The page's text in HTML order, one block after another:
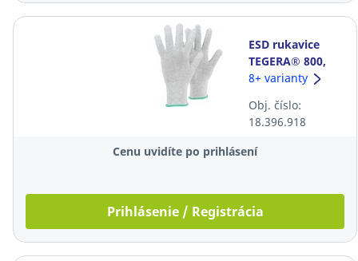
ESD rukavice
TEGERA® 800,
veľkosť 7, sivé,
8+ varianty
Obj. číslo:
18.396.918
Cenu uvidíte po prihlásení
Prihlásenie / Registrácia